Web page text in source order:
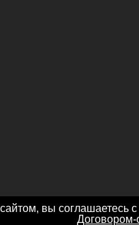
вы соглашаетесь